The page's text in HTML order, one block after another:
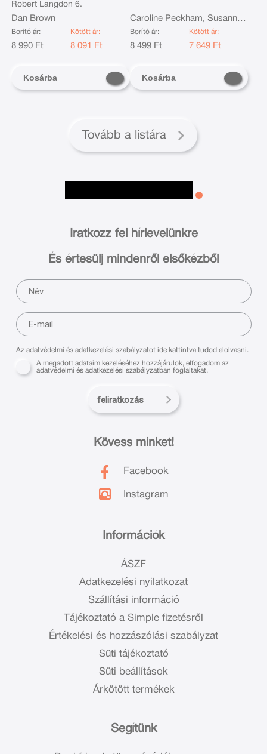
Robert Langdon 6.
Dan Brown
Borító ár:
8 990 Ft
Kötött ár:
8 091 Ft
Kosárba
Caroline Peckham, Susanne
Valenti
Borító ár:
8 499 Ft
Kötött ár:
7 649 Ft
Kosárba
Tovább a listára
Információk
ÁSZF
Adatkezelési nyilatkozat
Szállítási információ
Tájékoztató a Simple fizetésről
Értékelési és hozzászólási szabályzat
Süti tájékoztató
Süti beállítások
Árkötött termékek
Segítünk
Kövess minket!
Facebook
Instagram
Iratkozz fel hírlevelünkre
És értesülj mindenről elsőkézből
Az adatvédelmi és adatkezelési szabályzatot ide kattintva tudod elolvasni.
A megadott adataim kezeléséhez hozzájárulok, elfogadom az
adatvédelmi és adatkezelési szabályzatban foglaltakat,
feliratkozás